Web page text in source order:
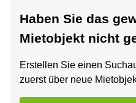
Haben Sie das
Mietobjekt nicht
Erstellen Sie einen
zuerst über neue